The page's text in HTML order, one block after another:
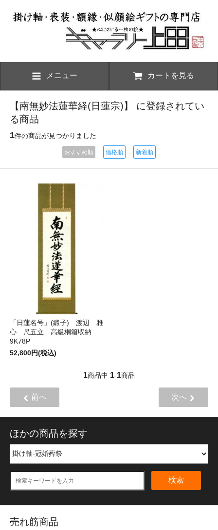
メニュー カートを見る
【南無妙法蓮華経(日蓮宗)】 に登録されてい
る商品
1件の商品が見つかりました
おすすめ順 価格順 新着順
「日蓮名号」(緞子) 渡辺 雅
心 尺五立 高級桐箱収納
9K78P
52,800円(税込)
1商品中 1-1商品
前へ 次へ
ほかの商品を探す
検索
売れ筋商品